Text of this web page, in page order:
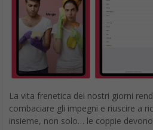
La vita frenetica dei nostri giorni
combaciare gli impegni e riuscire a
insieme, non solo… le coppie